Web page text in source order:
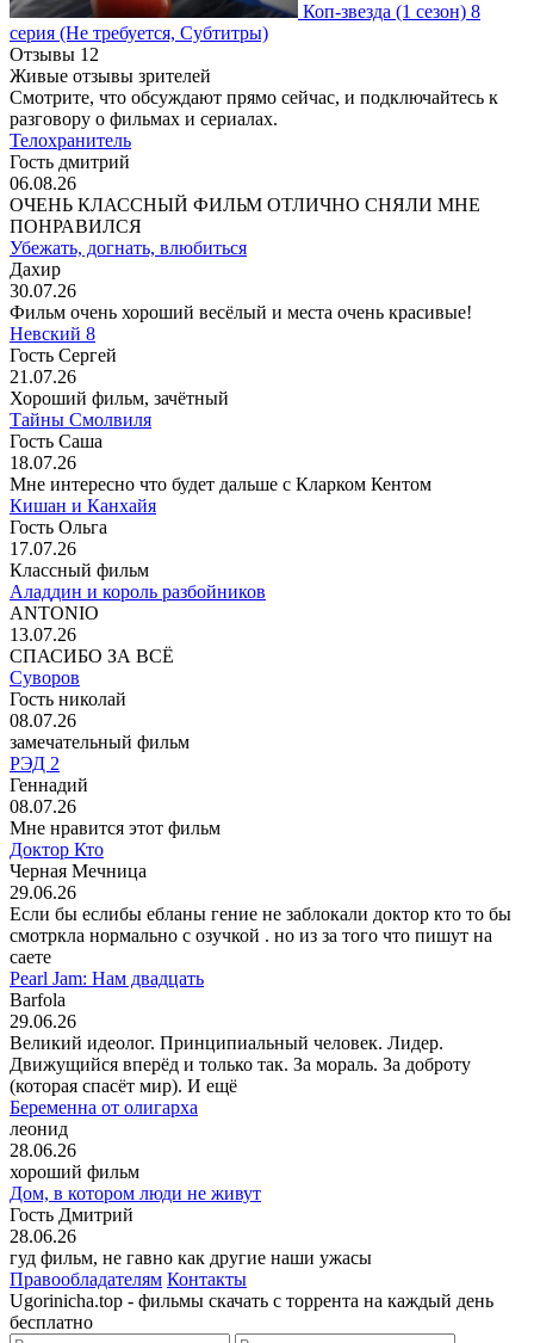
Коп-звезда (1 сезон) 8
серия (Не требуется, Субтитры)
Отзывы 12
Живые отзывы зрителей
Смотрите, что обсуждают прямо сейчас, и подключайтесь к
разговору о фильмах и сериалах.
Телохранитель
Гость дмитрий
06.08.26
ОЧЕНЬ КЛАССНЫЙ ФИЛЬМ ОТЛИЧНО СНЯЛИ МНЕ
ПОНРАВИЛСЯ
Убежать, догнать, влюбиться
Дахир
30.07.26
Фильм очень хороший весёлый и места очень красивые!
Невский 8
Гость Сергей
21.07.26
Хороший фильм, зачётный
Тайны Смолвиля
Гость Саша
18.07.26
Мне интересно что будет дальше с Кларком Кентом
Кишан и Канхайя
Гость Ольга
17.07.26
Классный фильм
Аладдин и король разбойников
ANTONIO
13.07.26
СПАСИБО ЗА ВСЁ
Суворов
Гость николай
08.07.26
замечательный фильм
РЭД 2
Геннадий
08.07.26
Мне нравится этот фильм
Доктор Кто
Черная Мечница
29.06.26
Если бы еслибы ебланы гение не заблокали доктор кто то бы
смотркла нормально с озучкой . но из за того что пишут на
саете
Pearl Jam: Нам двадцать
Barfola
29.06.26
Великий идеолог. Принципиальный человек. Лидер.
Движущийся вперёд и только так. За мораль. За доброту
(которая спасёт мир). И ещё
Беременна от олигарха
леонид
28.06.26
хороший фильм
Дом, в котором люди не живут
Гость Дмитрий
28.06.26
гуд фильм, не гавно как другие наши ужасы
Правообладателям Контакты
Ugorinicha.top - фильмы скачать с торрента на каждый день
бесплатно